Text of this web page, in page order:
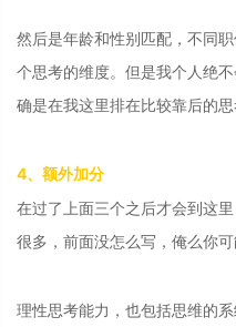
然后是年龄和性别匹配，不同
个思考的维度。但是我个人绝
确是在我这里排在比较靠后的思
4、额外加分
在过了上面三个之后才会到这
很多，前面没怎么写，俺么你可
理性思考能力，也包括思维的